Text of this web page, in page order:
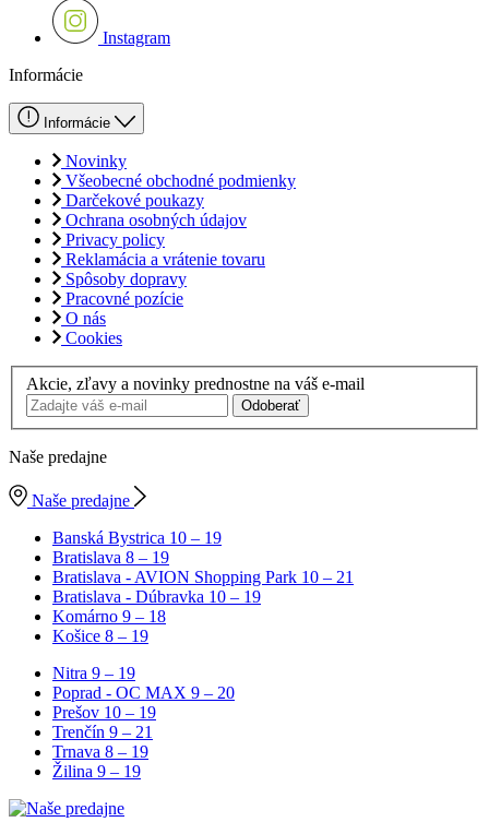
Instagram
Informácie
Informácie
Novinky
Všeobecné obchodné podmienky
Darčekové poukazy
Ochrana osobných údajov
Privacy policy
Reklamácia a vrátenie tovaru
Spôsoby dopravy
Pracovné pozície
O nás
Cookies
Akcie, zľavy a novinky prednostne na váš e-mail
Odoberať
Naše predajne
Naše predajne
Banská Bystrica 10 – 19
Bratislava 8 – 19
Bratislava - AVION Shopping Park 10 – 21
Bratislava - Dúbravka 10 – 19
Komárno 9 – 18
Košice 8 – 19
Nitra 9 – 19
Poprad - OC MAX 9 – 20
Prešov 10 – 19
Trenčín 9 – 21
Trnava 8 – 19
Žilina 9 – 19